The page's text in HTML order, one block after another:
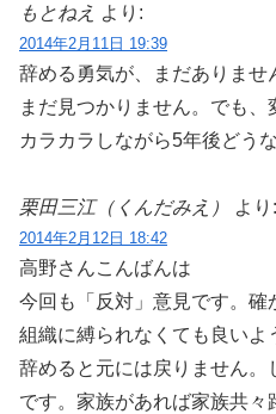
もとねえ より:
2014年2月11日 19:39
辞める勇気が、まだありませ
まだ見つかりません。でも、
カラカラしながら5年後どう
栗田三江（くんだみえ） より:
2014年2月12日 18:42
高野さんこんばんは
今回も「反対」意見です。
組織に縛られなくても良い
辞めると元には戻りません
です。家族があれば家族共々